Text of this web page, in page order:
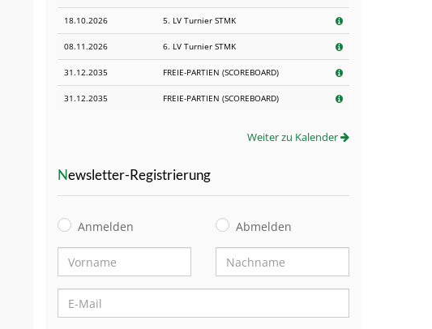
18.10.2026 5. LV Turnier STMK
08.11.2026 6. LV Turnier STMK
31.12.2035 FREIE-PARTIEN (SCOREBOARD)
31.12.2035 FREIE-PARTIEN (SCOREBOARD)
Weiter zu Kalender
Newsletter-Registrierung
Anmelden Abmelden